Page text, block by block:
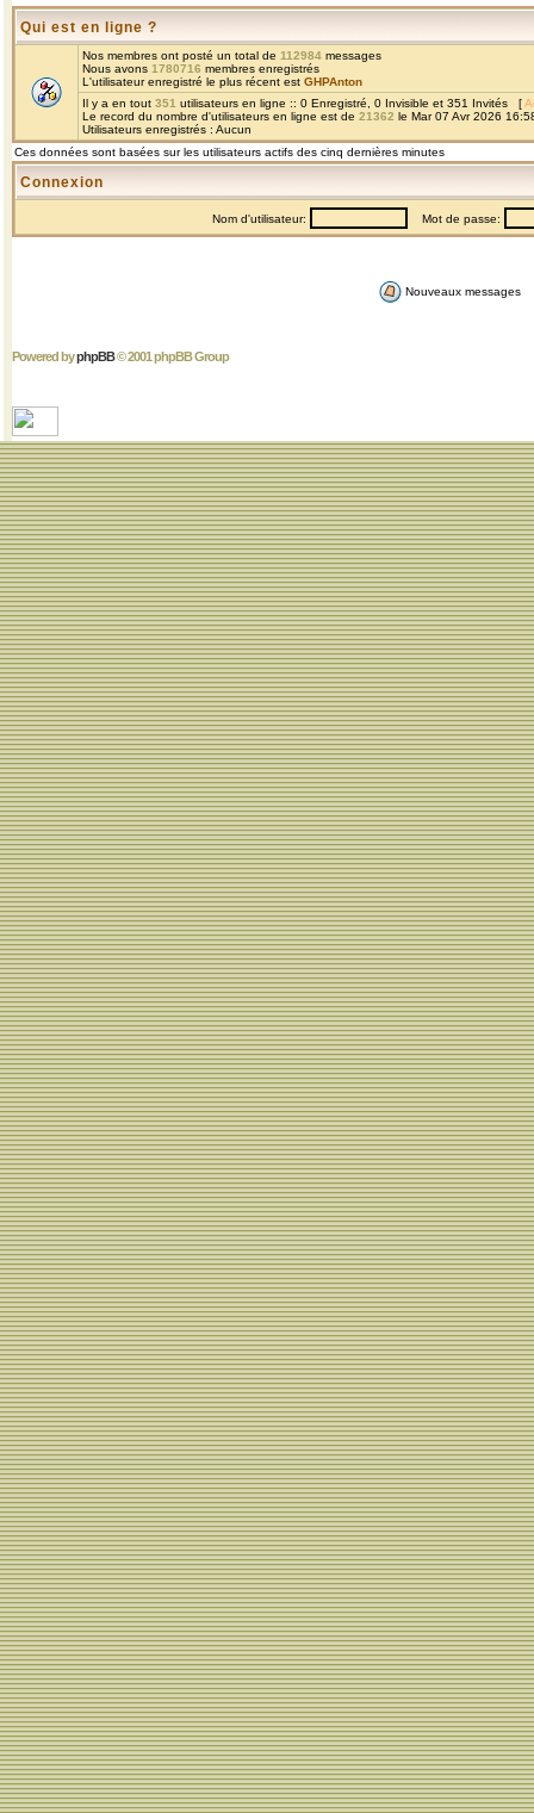
Qui est en ligne ?
Nos membres ont posté un total de 112984 messages
Nous avons 1780716 membres enregistrés
L'utilisateur enregistré le plus récent est GHPAnton
Il y a en tout 351 utilisateurs en ligne :: 0 Enregistré, 0 Invisible et 351 Invités [
Le record du nombre d'utilisateurs en ligne est de 21362 le Mar 07 Avr 2026
Utilisateurs enregistrés : Aucun
Ces données sont basées sur les utilisateurs actifs des cinq dernières minutes
Connexion
Nom d'utilisateur: Mot de passe:
Nouveaux messages
Powered byphpBB© 2001 phpBB Group